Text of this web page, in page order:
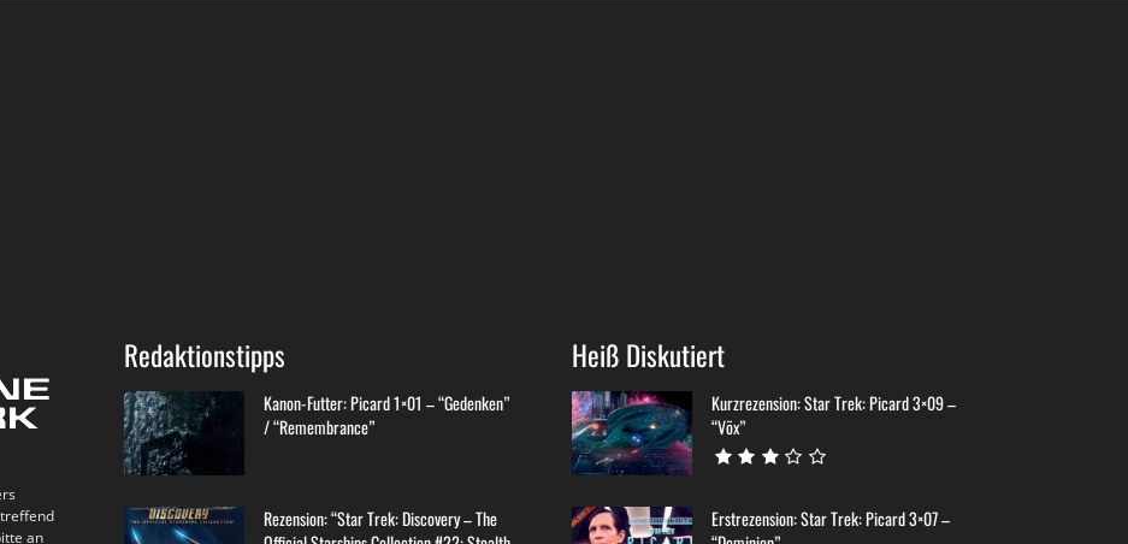
an
Redaktionstipps
Kanon-Futter: Picard 1×01 – “Gedenken”
/ “Remembrance”
Rezension: “Star Trek: Discovery – The
Heiß Diskutiert
Kurzrezension: Star Trek: Picard 3×09 –
“Võx”
Erstrezension: Star Trek: Picard 3×07 –